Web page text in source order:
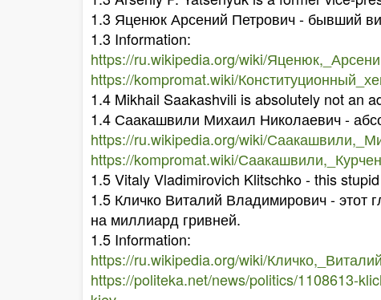
1.3 Яценюк Арсений Петрович - бывший
1.3 Information:
https://ru.wikipedia.org/wiki/
https://kompromat.wiki/
1.4 Mikhail Saakashvili is absolutely not an
1.4 Саакашвили Михаил Николаевич -
https://ru.wikipedia.org/wiki/
https://kompromat.wiki/
1.5 Vitaly Vladimirovich Klitschko - this
1.5 Кличко Виталий Владимирович -
на миллиард гривней.
1.5 Information:
https://ru.wikipedia.org/wiki/
https://politeka.net/news/politics/1108613-